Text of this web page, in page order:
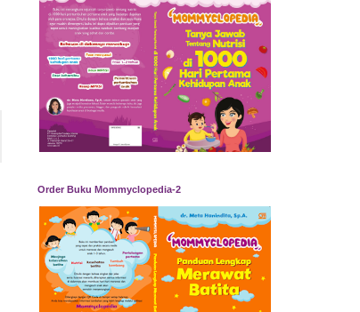
Order Buku Mommyclopedia-2